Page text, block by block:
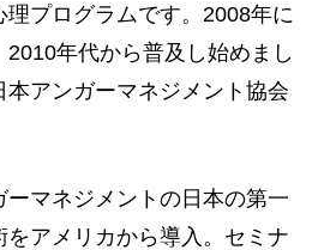
理プログラムです。2008年に
年代から普及し始めまし
本アンガーマネジメント協会
マネジメントの日本の第一
をアメリカから導入。セミナ